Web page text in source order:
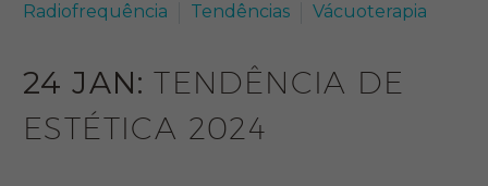
Radiofrequência
Tendências Vácuoterapia
24 JAN:TENDÊNCIA DE
ESTÉTICA 2024